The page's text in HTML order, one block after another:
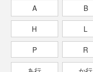
A B
H L
P R